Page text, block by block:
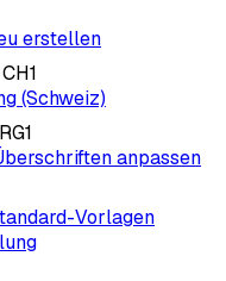
erstellen
1
(Schweiz)
1
anpassen
Vorlagen